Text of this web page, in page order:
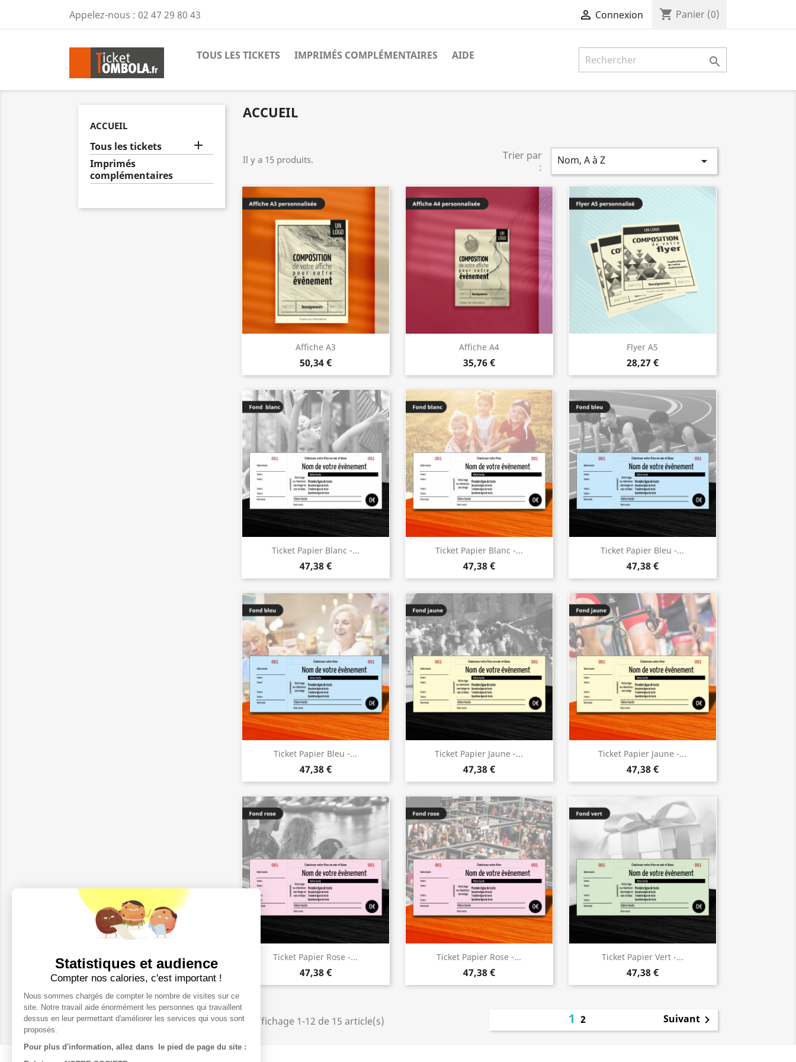
Appelez-nous : 02 47 29 80 43  Connexion shopping_cart Panier (0)
TOUS LES TICKETS IMPRIMÉS COMPLÉMENTAIRES AIDE 
ACCUEIL
Tous les tickets 
Imprimés
complémentaires
ACCUEIL
Il y a 15 produits.
Trier par
:
Nom, A à Z 
Affiche A3
50,34 €
Affiche A4
35,76 €
Flyer A5
28,27 €
Ticket Papier Blanc -...
47,38 €
Ticket Papier Blanc -...
47,38 €
Ticket Papier Bleu -...
47,38 €
Ticket Papier Bleu -...
47,38 €
Ticket Papier Jaune -...
47,38 €
Ticket Papier Jaune -...
47,38 €
Ticket Papier Rose -...
47,38 €
Ticket Papier Rose -...
47,38 €
Ticket Papier Vert -...
47,38 €
Affichage 1-12 de 15 article(s) 12 Suivant
Statistiques et audience
Compter nos calories, c'est important !
Nous sommes chargés de compter le nombre de visites sur ce
site. Notre travail aide énormément les personnes qui travaillent
dessus en leur permettant d'améliorer les services qui vous sont
proposés.
Pour plus d'information, allez dans le pied de page du site :